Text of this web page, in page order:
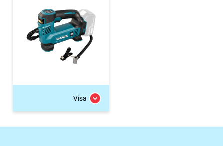
Visa